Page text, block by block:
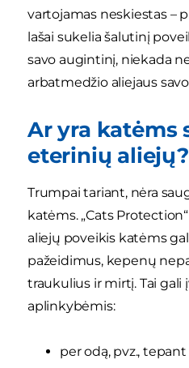
vartojamas neskiestas –
lašai sukelia šalutinį
savo augintinį, niekada
arbatmedžio aliejaus
Ar yra katėms
eterinių aliejų?
Trumpai tariant, nėra
katėms. „Cats
aliejų poveikis katėms
pažeidimus, kepenų
traukulius ir mirtį. Tai gali
aplinkybėmis:
per odą, pvz.,